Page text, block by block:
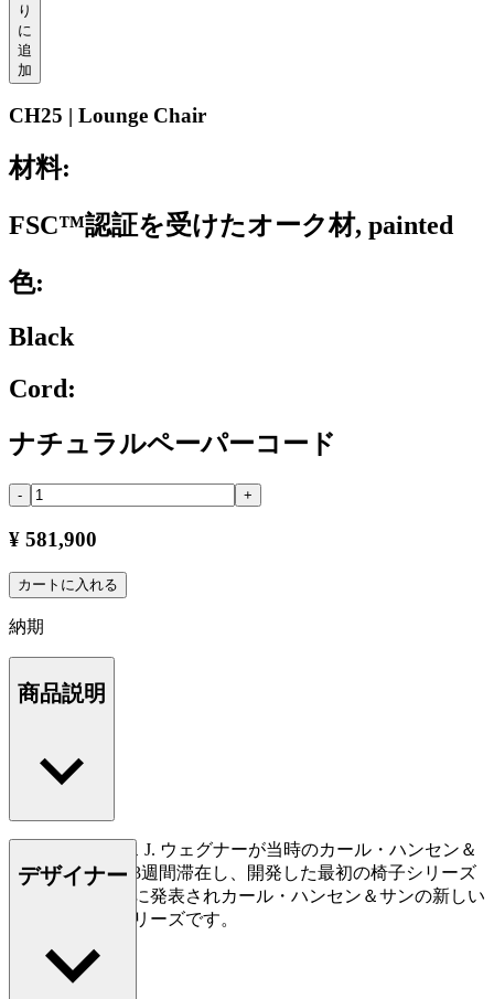
り
に
追
加
CH25 | Lounge Chair
材料:
FSC™認証を受けたオーク材, painted
色:
Black
Cord:
ナチュラルペーパーコード
- +
¥ 581,900
カートに入れる
納期
商品説明
CH25は、ハンス J. ウェグナーが当時のカール・ハンセン＆
サンの社長宅に3週間滞在し、開発した最初の椅子シリーズ
の一つ。1950年に発表されカール・ハンセン＆サンの新しい
流れを作ったシリーズです。
もっと読む
デザイナー